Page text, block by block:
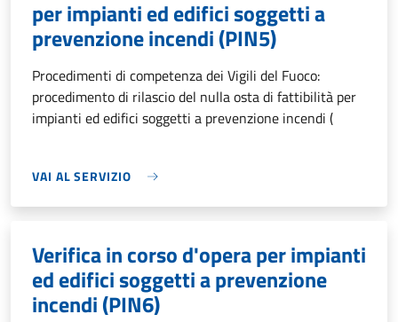
per impianti ed edifici soggetti a
prevenzione incendi (PIN5)
Procedimenti di competenza dei Vigili del Fuoco:
procedimento di rilascio del nulla osta di fattibilità per
impianti ed edifici soggetti a prevenzione incendi (
VAI AL SERVIZIO
Verifica in corso d'opera per impianti
ed edifici soggetti a prevenzione
incendi (PIN6)